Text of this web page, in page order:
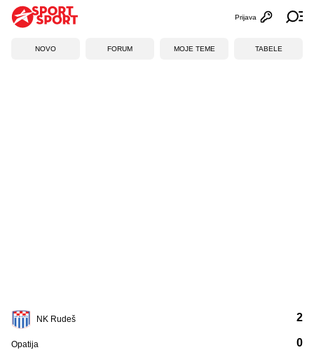
Otvori
Prijava
NOVO FORUM MOJE TEME TABELE
NK Rudeš
Opatija
2
0